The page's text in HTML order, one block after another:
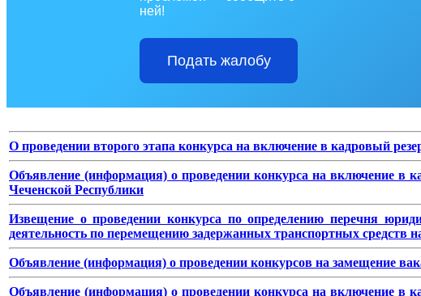
ней!
Подать жалобу
О проведении второго этапа конкурса на включение в кадровый
Объявление (информация) о проведении конкурса на включение в
Чеченской Республики
Извещение о проведении конкурса поопределению перечня
деятельность по перемещению задержанных транспортных средств
Объявление (информация) о проведении конкурсов на замещение
Объявление (информация) о проведении конкурса на включение в